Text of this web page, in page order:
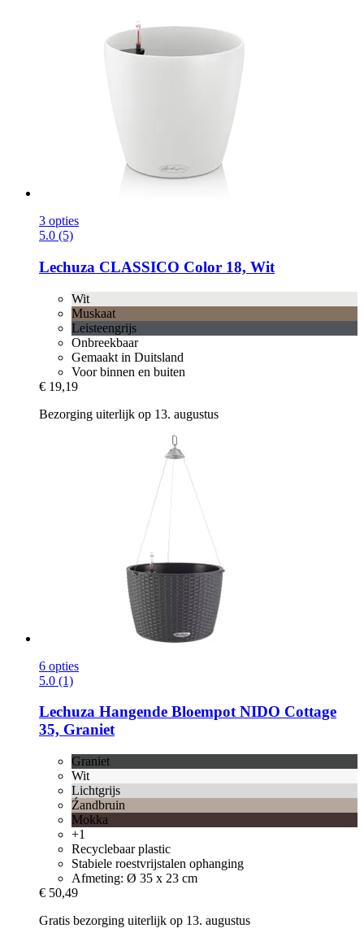
3 opties
5.0 (5)
Lechuza CLASSICO Color 18, Wit
Wit
Muskaat
Leisteengrijs
Onbreekbaar
Gemaakt in Duitsland
Voor binnen en buiten
€ 19,19
Bezorging uiterlijk op 13. augustus
6 opties
5.0 (1)
Lechuza Hangende Bloempot NIDO Cottage
35, Graniet
Graniet
Wit
Lichtgrijs
Źandbruin
Mokka
+1
Recyclebaar plastic
Stabiele roestvrijstalen ophanging
Afmeting: Ø 35 x 23 cm
€ 50,49
Gratis bezorging uiterlijk op 13. augustus